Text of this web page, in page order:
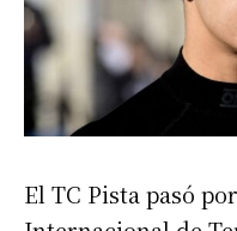
El TC Pista pasó